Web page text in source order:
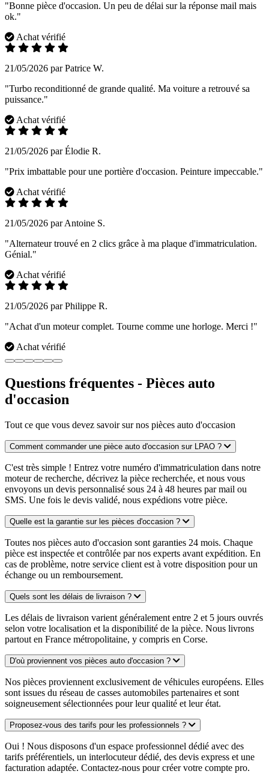
"Bonne pièce d'occasion. Un peu de délai sur la réponse mail mais
ok."
Achat vérifié
21/05/2026 par Patrice W.
"Turbo reconditionné de grande qualité. Ma voiture a retrouvé sa
puissance."
Achat vérifié
21/05/2026 par Élodie R.
"Prix imbattable pour une portière d'occasion. Peinture impeccable."
Achat vérifié
21/05/2026 par Antoine S.
"Alternateur trouvé en 2 clics grâce à ma plaque d'immatriculation.
Génial."
Achat vérifié
21/05/2026 par Philippe R.
"Achat d'un moteur complet. Tourne comme une horloge. Merci !"
Achat vérifié
Questions fréquentes - Pièces auto
d'occasion
Tout ce que vous devez savoir sur nos pièces auto d'occasion
Comment commander une pièce auto d'occasion sur LPAO ?
C'est très simple ! Entrez votre numéro d'immatriculation dans notre
moteur de recherche, décrivez la pièce recherchée, et nous vous
envoyons un devis personnalisé sous 24 à 48 heures par mail ou
SMS. Une fois le devis validé, nous expédions votre pièce.
Quelle est la garantie sur les pièces d'occasion ?
Toutes nos pièces auto d'occasion sont garanties 24 mois. Chaque
pièce est inspectée et contrôlée par nos experts avant expédition. En
cas de problème, notre service client est à votre disposition pour un
échange ou un remboursement.
Quels sont les délais de livraison ?
Les délais de livraison varient généralement entre 2 et 5 jours ouvrés
selon votre localisation et la disponibilité de la pièce. Nous livrons
partout en France métropolitaine, y compris en Corse.
D'où proviennent vos pièces auto d'occasion ?
Nos pièces proviennent exclusivement de véhicules européens. Elles
sont issues du réseau de casses automobiles partenaires et sont
soigneusement sélectionnées pour leur qualité et leur état.
Proposez-vous des tarifs pour les professionnels ?
Oui ! Nous disposons d'un espace professionnel dédié avec des
tarifs préférentiels, un interlocuteur dédié, des devis express et une
facturation adaptée. Contactez-nous pour créer votre compte pro.